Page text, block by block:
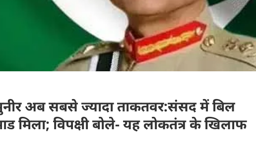
अब सबसे ज्यादा ताकतवर:संसद में बिल
मिला; विपक्षी बोले- यह लोकतंत्र के खिलाफ